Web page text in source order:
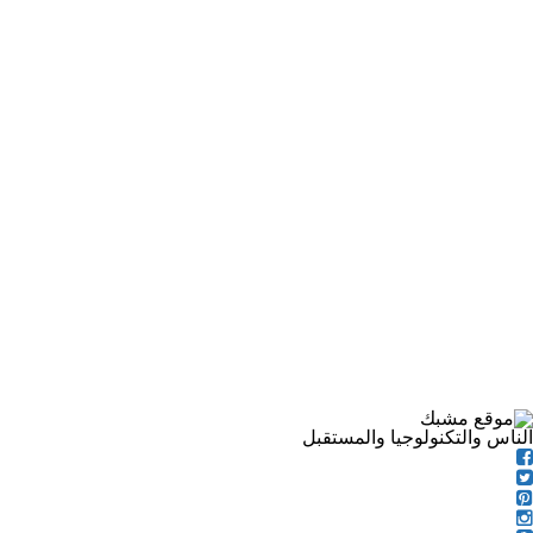
الناس والتكنولوجيا والمستقبل